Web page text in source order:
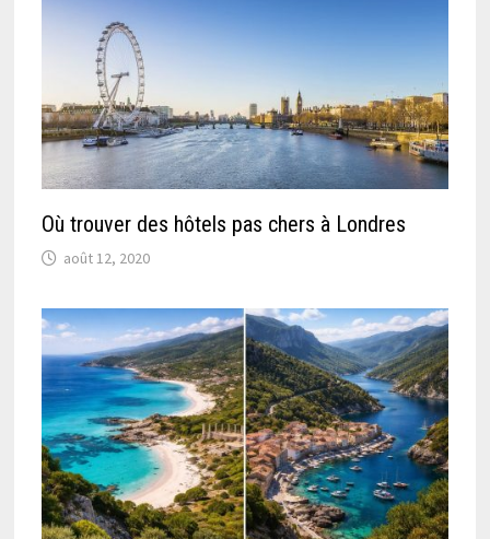
Où trouver des hôtels pas chers à Londres
août 12, 2020